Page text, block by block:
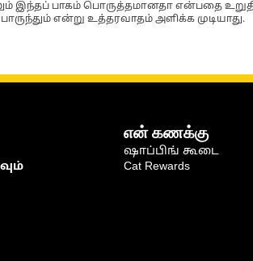
பாகம் பொருத்தமானதா என்பதை
என்று உத்தரவாதம் அளிக்க முடியாது.
என் கணக்கு
ஷாப்பிங் கூடை
Cat Rewards